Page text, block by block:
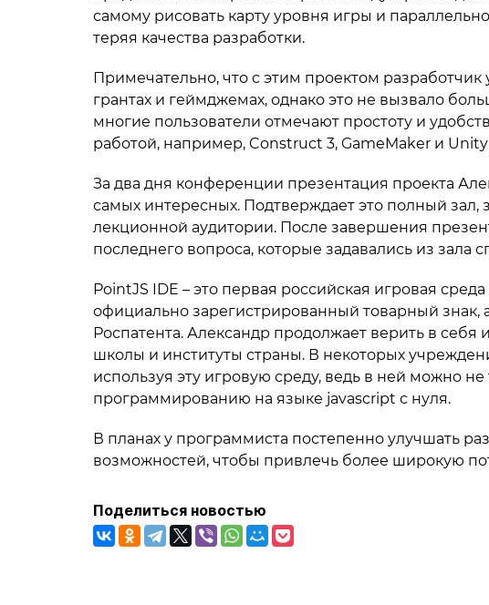
самому рисовать карту уровня игры и
теряя качества разработки.
Примечательно, что с этим проектом разработчик
грантах и геймджемах, однако это не вызвало
многие пользователи отмечают простоту и
работой, например, Construct 3, GameMaker и
За два дня конференции презентация проекта
самых интересных. Подтверждает это полный зал,
лекционной аудитории. После завершения
последнего вопроса, которые задавались из зала
PointJS IDE – это первая российская игровая
официально зарегистрированный товарный
Роспатента. Александр продолжает верить в себя
школы и институты страны. В некоторых
используя эту игровую среду, ведь в ней можно не
программированию на языке javascript с нуля.
В планах у программиста постепенно улучшать
возможностей, чтобы привлечь более широкую
Поделиться новостью